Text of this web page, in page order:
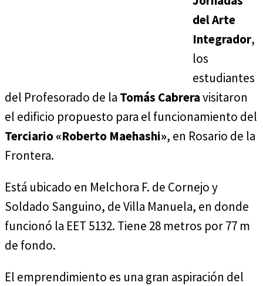
del Arte
Integrador,
los
estudiantes
del Profesorado de la Tomás Cabreravisitaron
el edificio propuesto para el funcionamiento del
Terciario «Roberto Maehashi», en Rosario de la
Frontera.
Está ubicado en Melchora F. de Cornejo y
Soldado Sanguino, de Villa Manuela, en donde
funcionó la EET 5132. Tiene 28 metros por 77 m
de fondo.
El emprendimiento es una gran aspiración del